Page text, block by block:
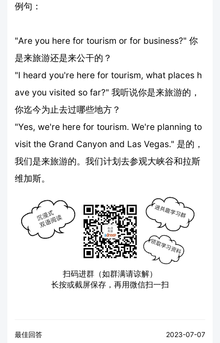
例句：
"Are you here for tourism or for business?" 你
是来旅游还是来公干的？
"I heard you're here for tourism, what places h
ave you visited so far?" 我听说你是来旅游的，
你迄今为止去过哪些地方？
"Yes, we're here for tourism. We're planning to
visit the Grand Canyon and Las Vegas." 是的，
我们是来旅游的。我们计划去参观大峡谷和拉斯
维加斯。
扫码进群（如群满请谅解）
长按或截屏保存，再用微信扫一扫
最佳回答 2023-07-07